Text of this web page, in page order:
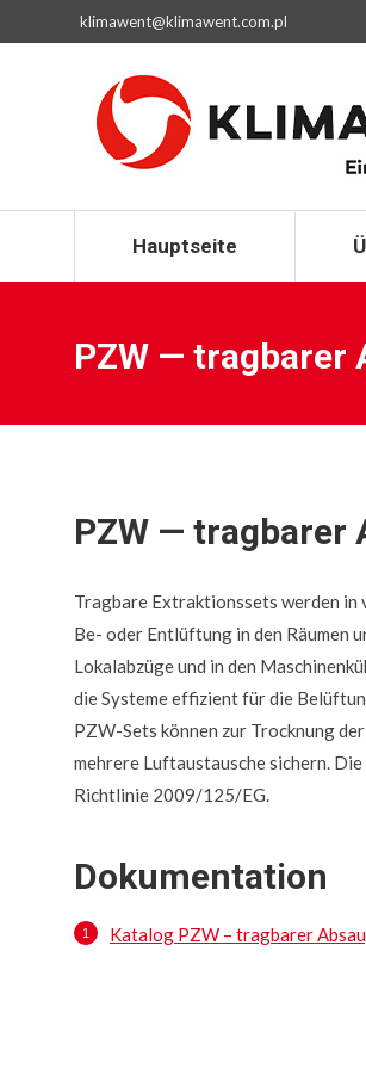
klimawent@klimawent.com.pl
Hauptseite
PZW — tragbarer
PZW — tragbarer
Tragbare Extraktionssets werden
Be- oder Entlüftung in den Räumen
Lokalabzüge und in den
die Systeme effizient für die
PZW-Sets können zur Trocknung
mehrere Luftaustausche sichern.
Richtlinie 2009/125/EG.
Dokumentation
Katalog PZW – tragbarer